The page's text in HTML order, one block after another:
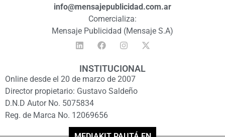
info@mensajepublicidad.com.ar
Comercializa:
Mensaje Publicidad (Mensaje S.A)
INSTITUCIONAL
Online desde el 20 de marzo de 2007
Director propietario: Gustavo Saldeño
D.N.D Autor No. 5075834
Reg. de Marca No. 12069656